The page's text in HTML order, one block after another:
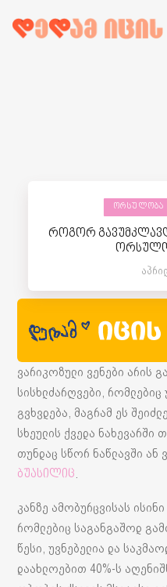
ᲝᲠᲡᲣᲚᲝᲑᲐ
როგორ
ვარიკოზული ვენები არის
სისხლძარღვები, რომლებიც
გვხვდება, მაგრამ ეს
სხეულის ქვედა ნახევარში
თუნდაც სწორ ნაწლავში ან
ბუასილიც
კანზე ამობურცვისას
რომლებიც საგანგაშოდ
წესი, უვნებელია და
დაახლოებით 40%-ს